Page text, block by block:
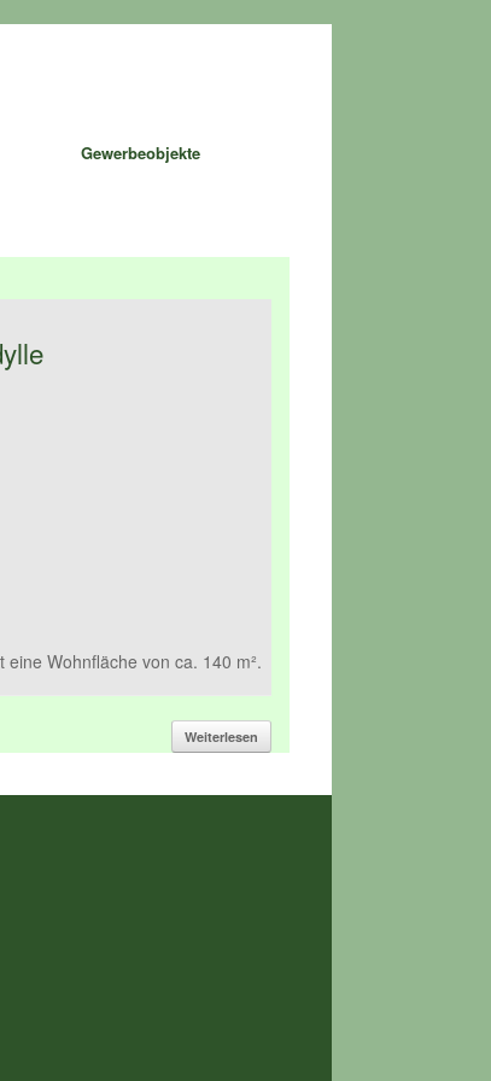
Gewerbeobjekte
Wohnfläche von ca. 140 m².
Weiterlesen